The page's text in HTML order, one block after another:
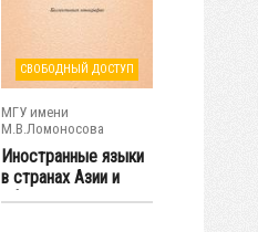
СВОБОДНЫЙ ДОСТУП
МГУ имени
М.В.Ломоносова
Иностранные языки
в странах Азии и
Африки